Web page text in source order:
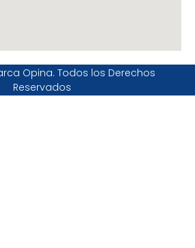
Opina. Todos los Derechos
Reservados